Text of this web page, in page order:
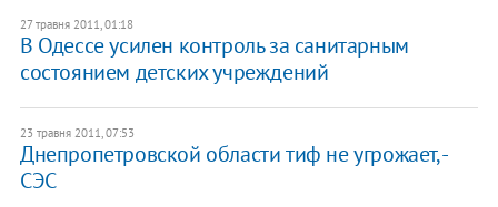
27 травня 2011, 01:18
В Одессе усилен контроль за санитарным
состоянием детских учреждений
23 травня 2011, 07:53
Днепропетровской области тиф не угрожает, -
СЭС